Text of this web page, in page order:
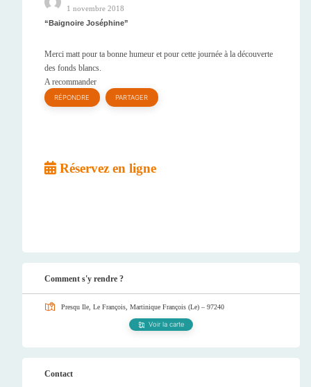
1 novembre 2018
Baignoire Joséphine
Merci matt pour ta bonne humeur et pour cette journée à la découverte
des fonds blancs.
A recommander
RÉPONDRE PARTAGER
Réservez en ligne
Comment s'y rendre ?
Presqu Ile, Le François, Martinique François (Le) – 97240
Voir la carte
Contact